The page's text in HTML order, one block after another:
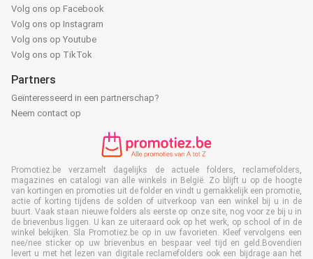
Volg ons op Facebook
Volg ons op Instagram
Volg ons op Youtube
Volg ons op TikTok
Partners
Geïnteresseerd in een partnerschap?
Neem contact op
Promotiez.be verzamelt dagelijks de actuele folders, reclamefolders,
magazines en catalogi van alle winkels in België. Zo blijft u op de hoogte
van kortingen en promoties uit de folder en vindt u gemakkelijk een promotie,
actie of korting tijdens de solden of uitverkoop van een winkel bij u in de
buurt. Vaak staan nieuwe folders als eerste op onze site, nog voor ze bij u in
de brievenbus liggen. U kan ze uiteraard ook op het werk, op school of in de
winkel bekijken. Sla Promotiez.be op in uw favorieten. Kleef vervolgens een
nee/nee sticker op uw brievenbus en bespaar veel tijd en geld.Bovendien
levert u met het lezen van digitale reclamefolders ook een bijdrage aan het